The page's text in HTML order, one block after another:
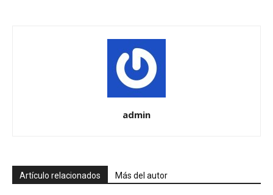
admin
Artículo relacionados Más del autor